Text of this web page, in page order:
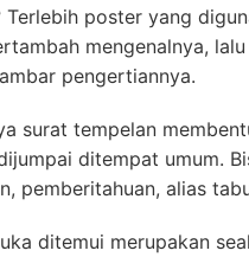
Terlebih poster yang
mengenalnya,
pengertiannya.
surat tempelan
ditempat umum.
pemberitahuan, alias
ditemui merupakan